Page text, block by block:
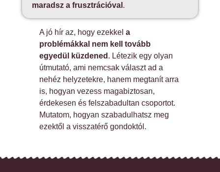
maradsz a frusztrációval .
A jó hír az, hogy ezekkela
problémákkal nem kell tovább
egyedül küzdened . Létezik egy olyan
útmutató, ami nemcsak választ ad a
nehéz helyzetekre, hanem megtanít arra
is, hogyan vezess magabiztosan,
érdekesen és felszabadultan csoportot.
Mutatom, hogyan szabadulhatsz meg
ezektől a visszatérő gondoktól.